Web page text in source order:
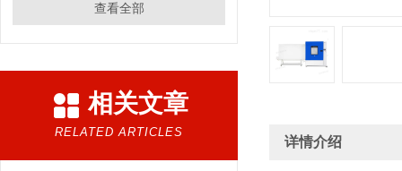
查看全部
相关文章
RELATED ARTICLES
详情介绍